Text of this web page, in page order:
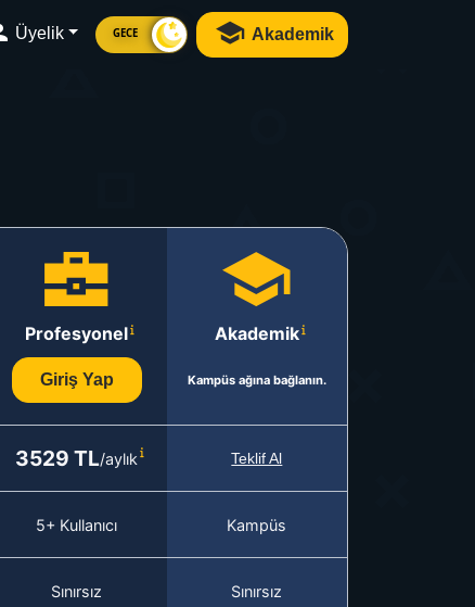
Üyelik GECE Akademik
Profesyonel
Giriş Yap
Akademik
Kampüs ağına bağlanın.
3529 TL/aylık Teklif Al
5+ Kullanıcı Kampüs
Sınırsız Sınırsız